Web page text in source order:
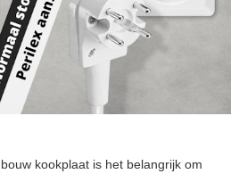
kookplaat is het belangrijk om